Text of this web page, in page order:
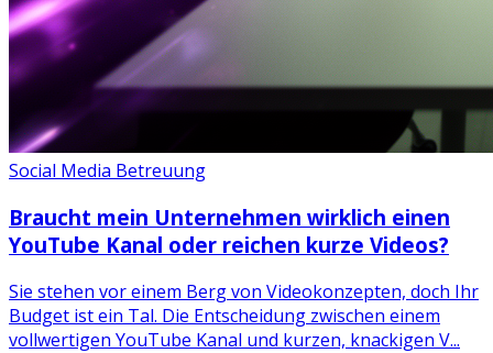
Social Media Betreuung
Braucht mein Unternehmen wirklich einen
YouTube Kanal oder reichen kurze Videos?
Sie stehen vor einem Berg von Videokonzepten, doch Ihr
Budget ist ein Tal. Die Entscheidung zwischen einem
vollwertigen YouTube Kanal und kurzen, knackigen V...